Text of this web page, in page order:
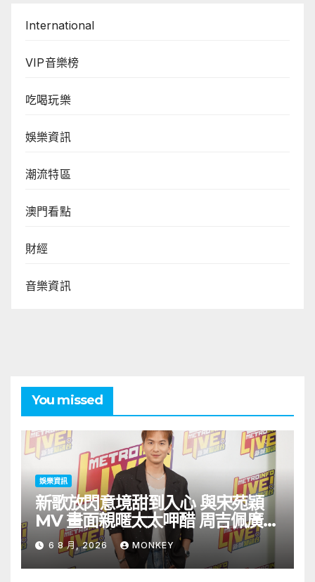
International
VIP音樂榜
吃喝玩樂
娛樂資訊
潮流特區
澳門看點
財經
音樂資訊
You missed
娛樂資訊
新歌放閃意境甜到入心 與宋苑穎
MV 畫面親暱太太呷醋 周吉佩廣州
一日三場熱血 Busking
6 8 月, 2026 MONKEY